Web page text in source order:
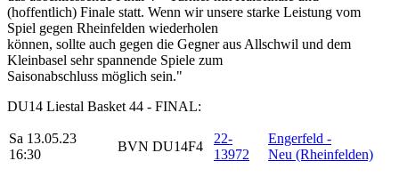
(hoffentlich) Finale statt. Wenn wir unsere starke Leistung vom
Spiel gegen Rheinfelden wiederholen
können, sollte auch gegen die Gegner aus Allschwil und dem
Kleinbasel sehr spannende Spiele zum
Saisonabschluss möglich sein."
DU14 Liestal Basket 44 - FINAL:
Sa 13.05.23
16:30
BVN DU14F4
22-
13972
Engerfeld -
Neu (Rheinfelden)